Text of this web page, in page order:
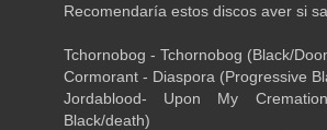
Recomendaría estos discos aver si
Tchornobog - Tchornobog (Black/
Cormorant - Diaspora (Progressive
Jordablood- Upon My
Black/death)